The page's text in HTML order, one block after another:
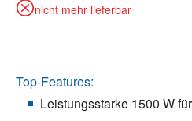
nicht mehr lieferbar
Top-Features:
Leistungsstarke 1500 W